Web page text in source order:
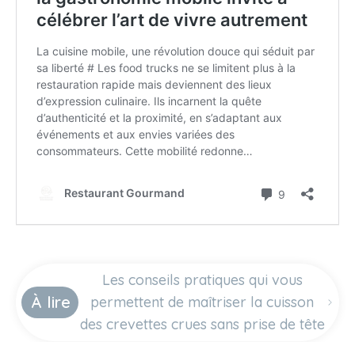
À lire
Les conseils pratiques qui vous
permettent de maîtriser la cuisson
des crevettes crues sans prise de tête